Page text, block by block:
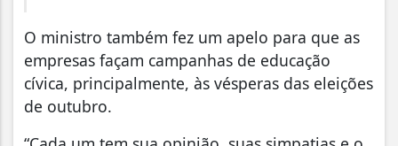
O ministro também fez um apelo para que as
empresas façam campanhas de educação
cívica, principalmente, às vésperas das eleições
de outubro.